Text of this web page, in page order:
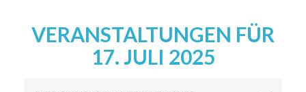
VERANSTALTUNGEN FÜR
17. JULI 2025